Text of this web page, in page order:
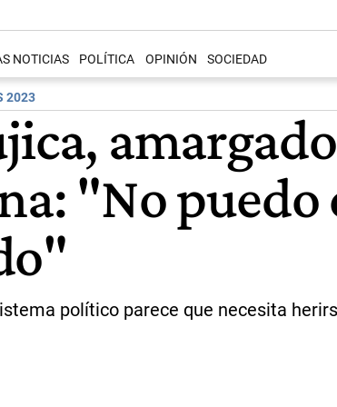
NOTICIAS POLÍTICA OPINIÓN SOCIEDAD
2023
"No
político parece que necesita